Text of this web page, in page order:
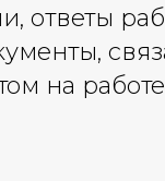
ответы
на работе